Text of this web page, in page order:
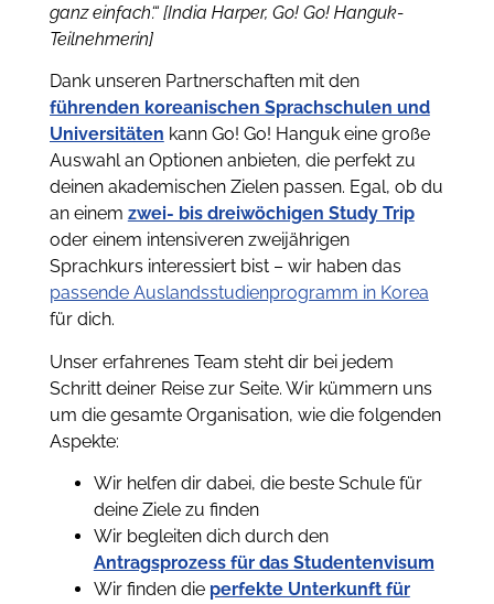
ganz einfach‘.“ [India Harper, Go! Go! Hanguk-
Teilnehmerin]
Dank unseren Partnerschaften mit den
führenden koreanischen Sprachschulen und
Universitäten kann Go! Go! Hanguk eine große
Auswahl an Optionen anbieten, die perfekt zu
deinen akademischen Zielen passen. Egal, ob du
an einem zwei- bis dreiwöchigen Study Trip
oder einem intensiveren zweijährigen
Sprachkurs interessiert bist – wir haben das
passende Auslandsstudienprogramm in Korea
für dich.
Unser erfahrenes Team steht dir bei jedem
Schritt deiner Reise zur Seite. Wir kümmern uns
um die gesamte Organisation, wie die folgenden
Aspekte:
Wir helfen dir dabei, die beste Schule für
deine Ziele zu finden
Wir begleiten dich durch den
Antragsprozess für das Studentenvisum
Wir finden die perfekte Unterkunft für